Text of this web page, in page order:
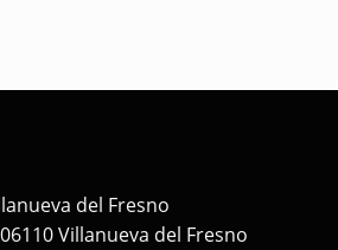
del Fresno
Villanueva del Fresno